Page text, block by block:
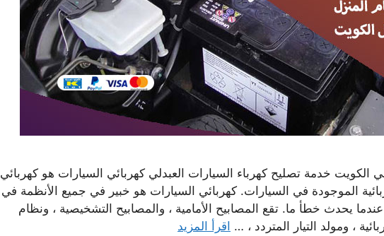
الكويت خدمة تصليح كهرباء السيارات العبدلي كهربائي السيارات هو كهربائي
الموجودة في السيارات. كهربائي السيارات هو خبير في جميع الأنظمة في
يحدث خطأ ما. تقع المصابيح الأمامية ، والمصابيح التشخيصية ، ونظام
، ومولد التيار المتردد ، … اقرأ المزيد